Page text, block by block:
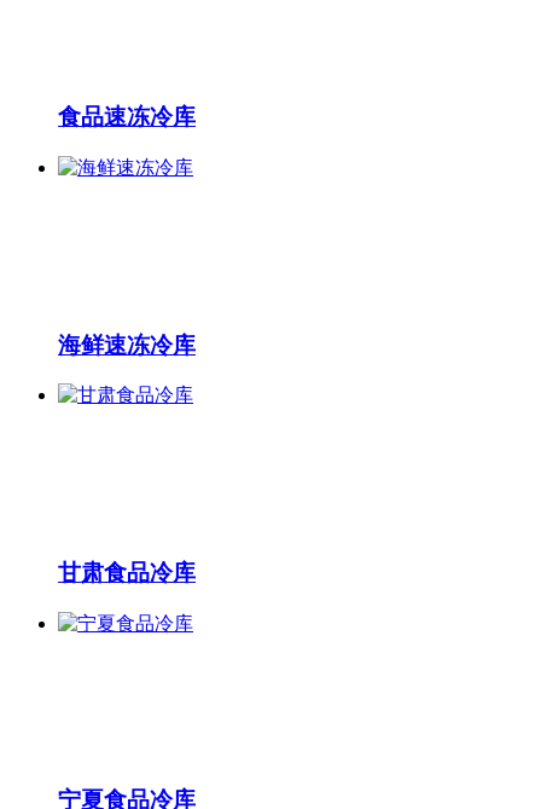
食品速冻冷库
海鲜速冻冷库
甘肃食品冷库
宁夏食品冷库